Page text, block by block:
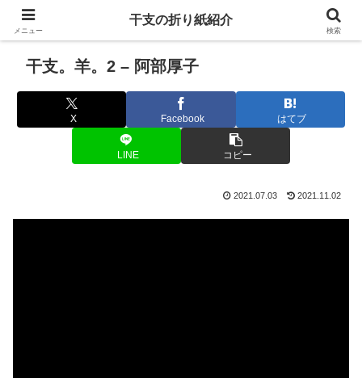
干支。羊。2 – 阿部厚子
X Facebook はてブ
LINE コピー
2021.07.03 2021.11.02
メニュー
干支の折り紙紹介
検索